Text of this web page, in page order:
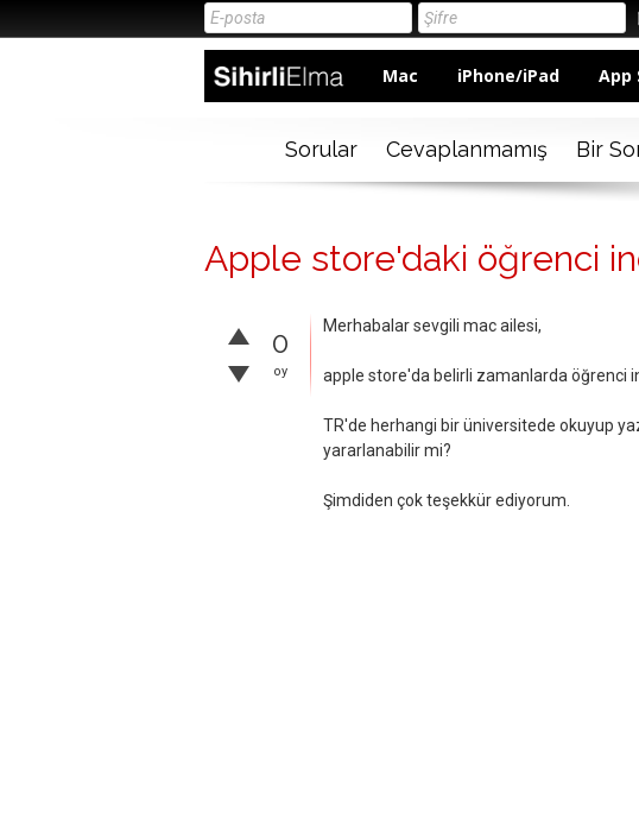
Mac iPhone/iPad App
Sorular Cevaplanmamış Bir
Apple store'daki öğrenci
0
oy
Merhabalar sevgili mac ailesi,
apple store'da belirli zamanlarda öğrenci
TR'de herhangi bir üniversitede okuyup
yararlanabilir mi?
Şimdiden çok teşekkür ediyorum.